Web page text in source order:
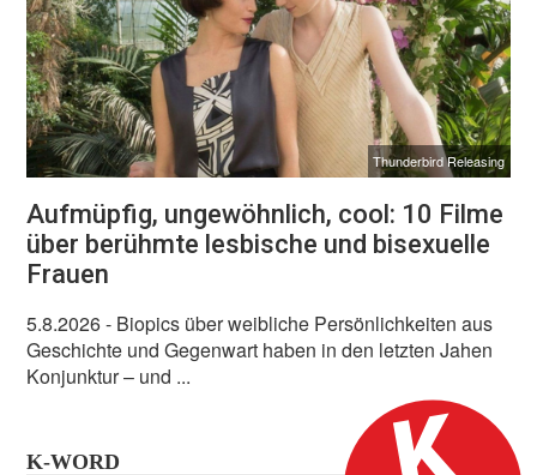
Thunderbird Releasing
Aufmüpfig, ungewöhnlich, cool: 10 Filme
über berühmte lesbische und bisexuelle
Frauen
5.8.2026- Biopics über weibliche Persönlichkeiten aus
Geschichte und Gegenwart haben in den letzten Jahen
Konjunktur – und ...
K-WORD